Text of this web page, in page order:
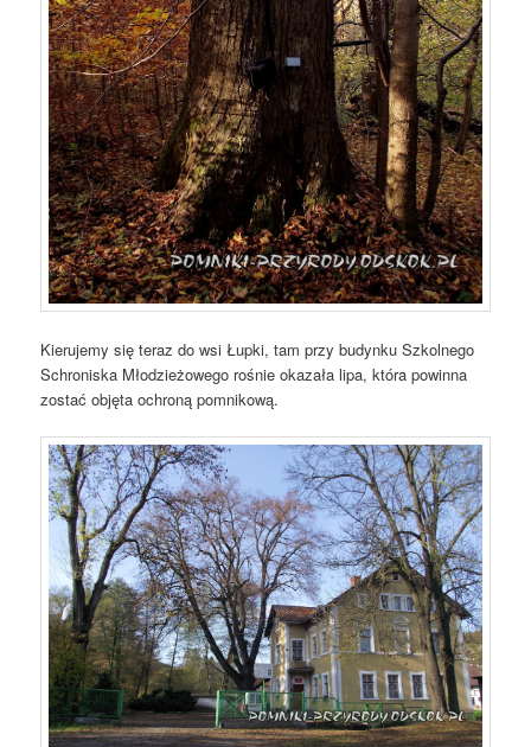
Kierujemy się teraz do wsi Łupki, tam przy budynku Szkolnego
Schroniska Młodzieżowego rośnie okazała lipa, która powinna
zostać objęta ochroną pomnikową.